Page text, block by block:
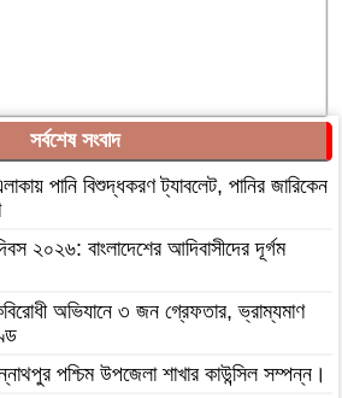
সর্বশেষ সংবাদ
পানি বিশুদ্ধকরণ ট্যাবলেট, পানির জারিকেন
২০২৬: বাংলাদেশের আদিবাসীদের দূর্গম
অভিযানে ৩ জন গ্রেফতার, ভ্রাম্যমাণ
পশ্চিম উপজেলা শাখার কাউন্সিল সম্পন্ন।